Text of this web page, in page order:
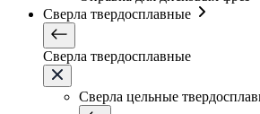
Сверла твердосплавные
Сверла твердосплавные
Сверла цельные